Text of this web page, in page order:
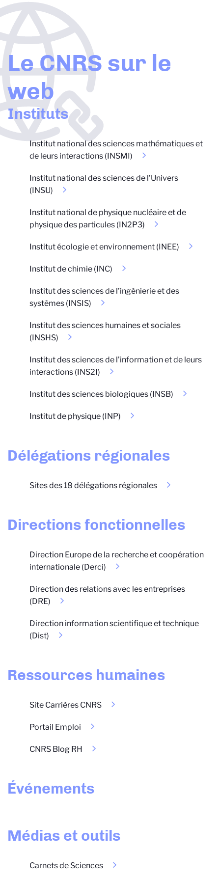
Aller
au
contenu
principal
Le CNRS sur le
web
Instituts
Institut national des sciences mathématiques et
de leurs interactions (INSMI)
Institut national des sciences de l’Univers
(INSU)
Institut national de physique nucléaire et de
physique des particules (IN2P3)
Institut écologie et environnement (INEE)
Institut de chimie (INC)
Institut des sciences de l’ingénierie et des
systèmes (INSIS)
Institut des sciences humaines et sociales
(INSHS)
Institut des sciences de l’information et de leurs
interactions (INS2I)
Institut des sciences biologiques (INSB)
Institut de physique (INP)
Délégations régionales
Sites des 18 délégations régionales
Directions fonctionnelles
Direction Europe de la recherche et coopération
internationale (Derci)
Direction des relations avec les entreprises
(DRE)
Direction information scientifique et technique
(Dist)
Ressources humaines
Site Carrières CNRS
Portail Emploi
CNRS Blog RH
Événements
Médias et outils
Carnets de Sciences